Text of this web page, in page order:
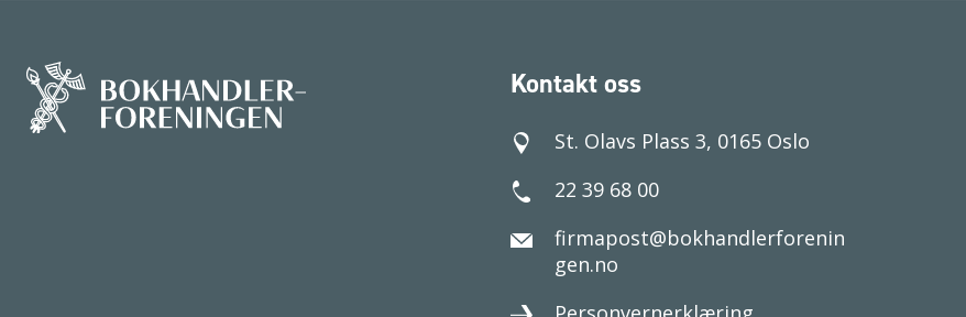
Kontakt oss
St. Olavs Plass 3, 0165 Oslo
22 39 68 00
firmapost@bokhandlerforenin
gen.no